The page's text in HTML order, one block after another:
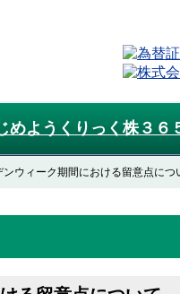
めようくりっく株３６
ンウィーク期間における留意点につ